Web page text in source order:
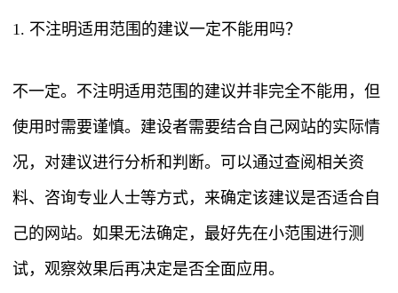
1. 不注明适用范围的建议一定不能用吗？
不一定。不注明适用范围的建议并非完全不能用，但
使用时需要谨慎。建设者需要结合自己网站的实际情
况，对建议进行分析和判断。可以通过查阅相关资
料、咨询专业人士等方式，来确定该建议是否适合自
己的网站。如果无法确定，最好先在小范围进行测
试，观察效果后再决定是否全面应用。